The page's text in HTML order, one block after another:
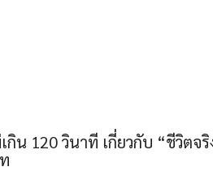
น 120 วินาที เกี่ยวกับ “ชีวิตจ